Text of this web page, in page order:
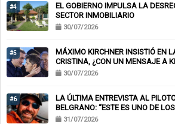
#4
EL GOBIERNO IMPULSA LA
SECTOR INMOBILIARIO
30/07/2026
#5
MÁXIMO KIRCHNER INSISTIÓ EN
CRISTINA, ¿CON UN MENSAJE A
NERVIOSOS A MUCHOS»
30/07/2026
#6
LA ÚLTIMA ENTREVISTA AL
BELGRANO: “ESTE ES UNO DE
RIESGO”
31/07/2026